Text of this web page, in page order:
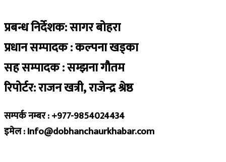
प्रबन्ध निर्देशक: सागर बोहरा
प्रधान सम्पादक : कल्पना खड्का
सह सम्पादक : सम्झना गौतम
रिपोर्टर: राजन खत्री, राजेन्द्र श्रेष्ठ
सम्पर्क नम्बर : +977-9854024434
इमेल : Info@dobhanchaurkhabar.com